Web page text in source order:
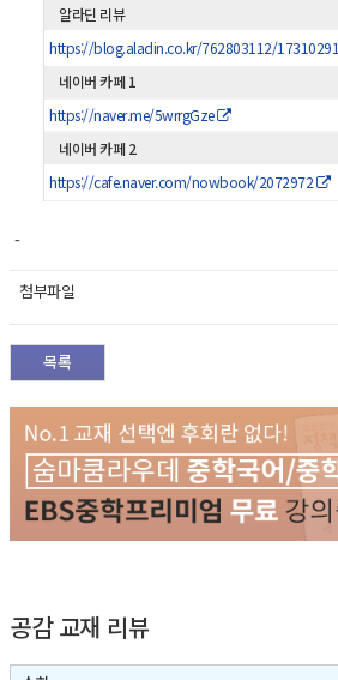
알라딘 리뷰
https://blog.aladin.co.kr/762803112/17310291
네이버 카페 1
https://naver.me/5wrrgGze
네이버 카페 2
https://cafe.naver.com/nowbook/2072972
-
첨부파일
목록
공감 교재 리뷰